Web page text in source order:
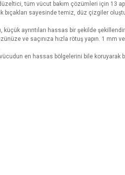
tüm vücut bakım çözümleri için 13
sayesinde temiz, düz çizgiler
küçük ayrıntıları hassas bir şekilde
ve saçınıza hızla rötuş yapın. 1 mm
en hassas bölgelerini bile koruyarak